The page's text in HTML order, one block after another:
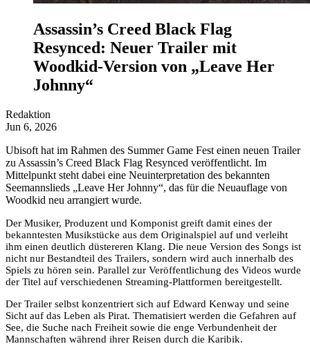
Assassin’s Creed Black Flag
Resynced: Neuer Trailer mit
Woodkid-Version von „Leave Her
Johnny“
Redaktion
Jun 6, 2026
Ubisoft hat im Rahmen des Summer Game Fest einen neuen Trailer
zu Assassin’s Creed Black Flag Resynced veröffentlicht. Im
Mittelpunkt steht dabei eine Neuinterpretation des bekannten
Seemannslieds „Leave Her Johnny“, das für die Neuauflage von
Woodkid neu arrangiert wurde.
Der Musiker, Produzent und Komponist greift damit eines der
bekanntesten Musikstücke aus dem Originalspiel auf und verleiht
ihm einen deutlich düstereren Klang. Die neue Version des Songs ist
nicht nur Bestandteil des Trailers, sondern wird auch innerhalb des
Spiels zu hören sein. Parallel zur Veröffentlichung des Videos wurde
der Titel auf verschiedenen Streaming-Plattformen bereitgestellt.
Der Trailer selbst konzentriert sich auf Edward Kenway und seine
Sicht auf das Leben als Pirat. Thematisiert werden die Gefahren auf
See, die Suche nach Freiheit sowie die enge Verbundenheit der
Mannschaften während ihrer Reisen durch die Karibik.